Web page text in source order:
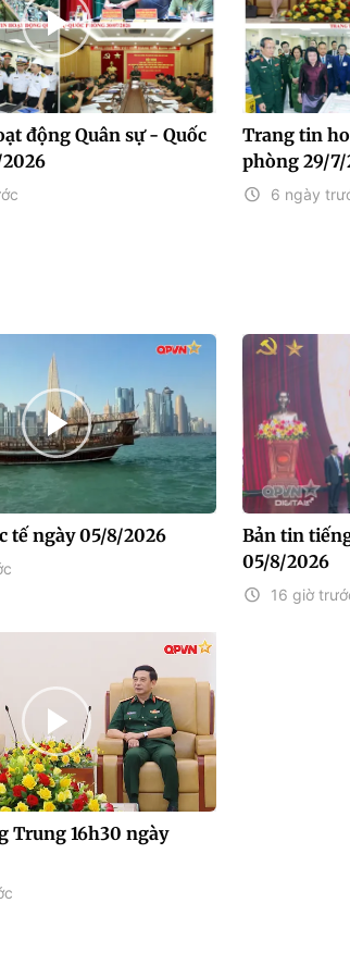
động Quân sự - Quốc
Trang tin
phòng 29/7/
6 ngày
tế ngày 05/8/2026
Bản tin
05/8/2026
16 giờ
Trung 16h30 ngày